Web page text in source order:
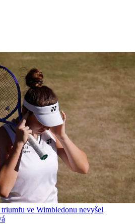
ve Wimbledonu nevyšel